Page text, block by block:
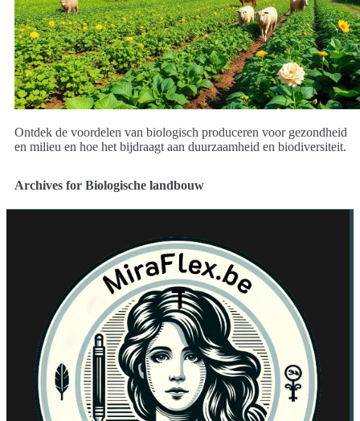
Ontdek de voordelen van biologisch produceren voor gezondheid
en milieu en hoe het bijdraagt aan duurzaamheid en biodiversiteit.
Archives for Biologische landbouw